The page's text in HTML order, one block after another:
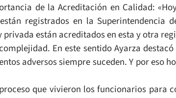
de la Acreditación en Calidad:
registrados en la Superintendencia
están acreditados en esta y otra
En este sentido Ayarza
adversos siempre suceden. Y por eso
que vivieron los funcionarios para